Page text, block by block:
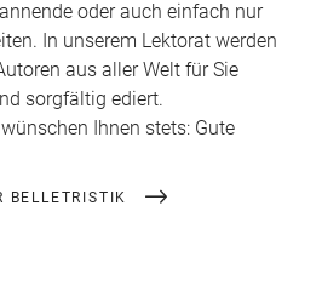
oder auch einfach nur
In unserem Lektorat werden
aus aller Welt für Sie
sorgfältig ediert.
Ihnen stets: Gute
BELLETRISTIK